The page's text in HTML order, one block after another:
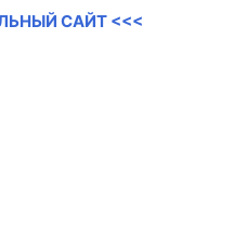
САЙТ <<<